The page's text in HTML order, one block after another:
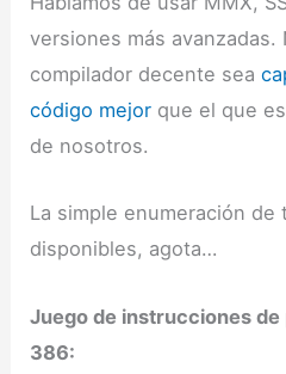
versiones más
compilador decente sea
código mejor que el que
de nosotros.
La simple enumeración
disponibles, agota…
Juego de instrucciones
386: